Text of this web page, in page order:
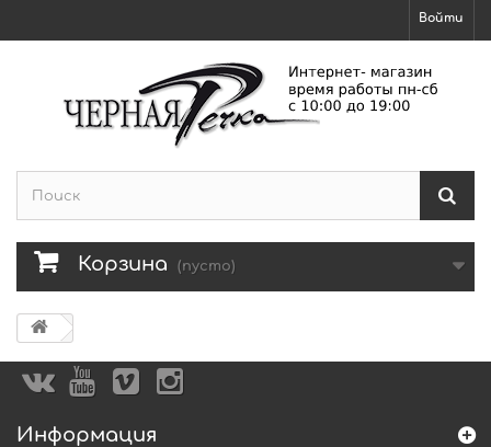
Войти
Корзина (пусто)
Информация